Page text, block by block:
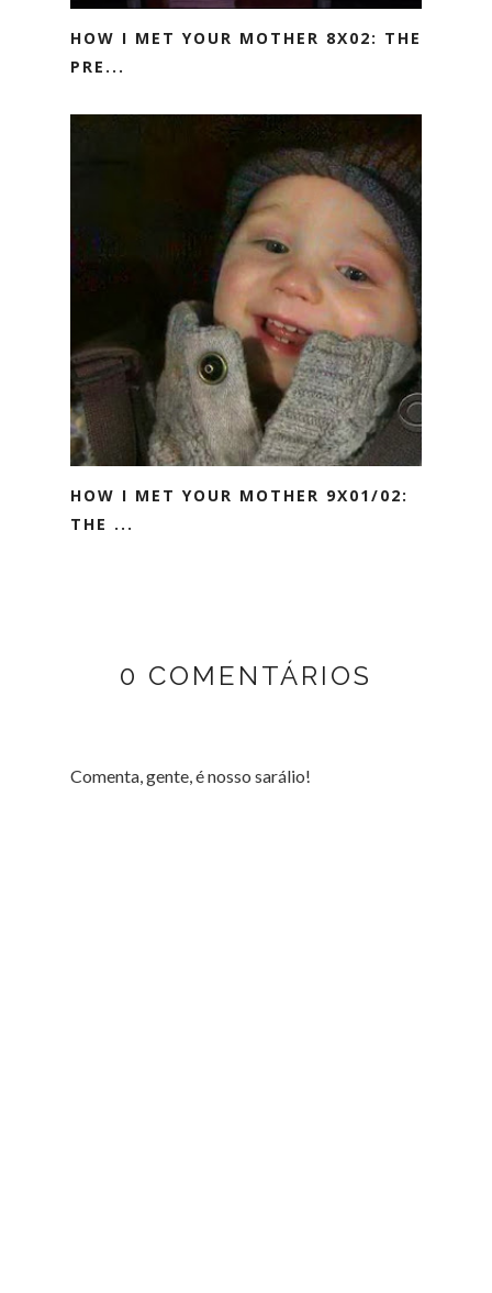
HOW I MET YOUR MOTHER 8X02: THE
PRE...
HOW I MET YOUR MOTHER 9X01/02:
THE ...
0 COMENTÁRIOS
Comenta, gente, é nosso sarálio!